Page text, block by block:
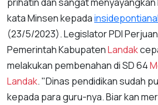
kata Minsen kepada
(23/5/2023). Legislator PDI
Pemerintah KabupatenLandak
melakukan pembenahan di SD 64
Landak. "Dinas pendidikan sudah
kepada para guru-nya. Biar kan